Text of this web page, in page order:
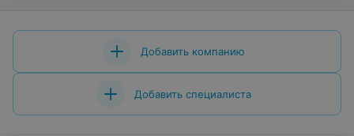
Добавить компанию
Добавить специалиста